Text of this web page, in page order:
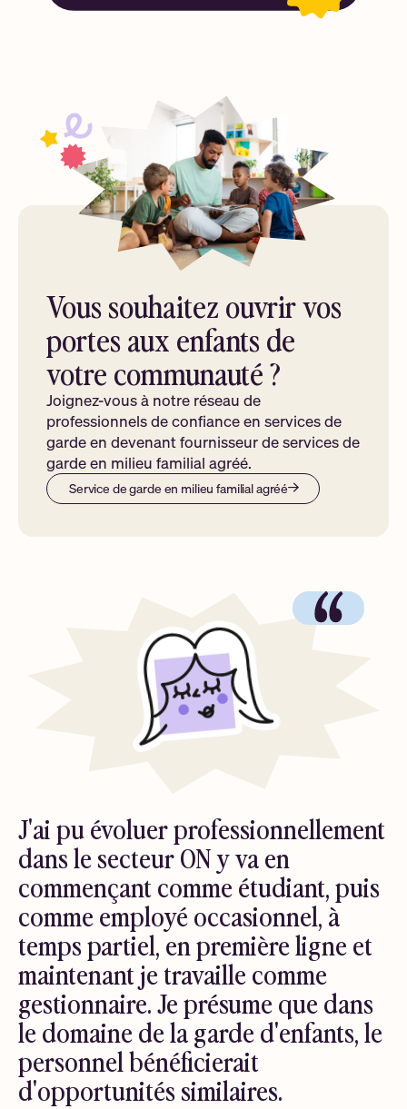
Vous souhaitez ouvrir vos
portes aux enfants de
votre communauté ?
Joignez-vous à notre réseau de
professionnels de confiance en services de
garde en devenant fournisseur de services de
garde en milieu familial agréé.
Service de garde en milieu familial agréé
J'ai pu évoluer professionnellement
dans le secteur ON y va en
commençant comme étudiant, puis
comme employé occasionnel, à
temps partiel, en première ligne et
maintenant je travaille comme
gestionnaire. Je présume que dans
le domaine de la garde d'enfants, le
personnel bénéficierait
d'opportunités similaires.